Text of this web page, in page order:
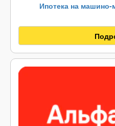
Ипотека на